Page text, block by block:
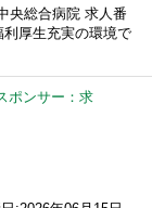
央総合病院 求人番
厚生充実の環境で
ポンサー：求